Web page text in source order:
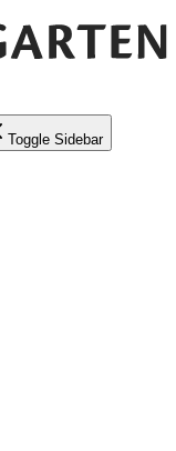
Toggle Sidebar